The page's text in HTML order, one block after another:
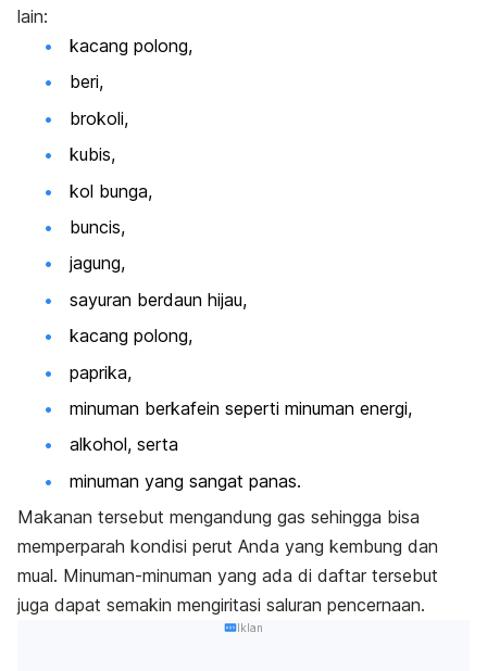
lain:
kacang polong,
beri,
brokoli,
kubis,
kol bunga,
buncis,
jagung,
sayuran berdaun hijau,
kacang polong,
paprika,
minuman berkafein seperti minuman energi,
alkohol, serta
minuman yang sangat panas.
Makanan tersebut mengandung gas sehingga bisa
memperparah kondisi perut Anda yang kembung dan
mual. Minuman-minuman yang ada di daftar tersebut
juga dapat semakin mengiritasi saluran pencernaan.
Iklan